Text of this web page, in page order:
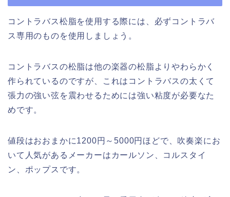
コントラバス松脂を使用する際には、必ずコントラバ
ス専用のものを使用しましょう。
コントラバスの松脂は他の楽器の松脂よりやわらかく
作られているのですが、これはコントラバスの太くて
張力の強い弦を震わせるためには強い粘度が必要なた
めです。
値段はおおまかに1200円～5000円ほどで、吹奏楽にお
いて人気があるメーカーはカールソン、コルスタイ
ン、ポップスです。